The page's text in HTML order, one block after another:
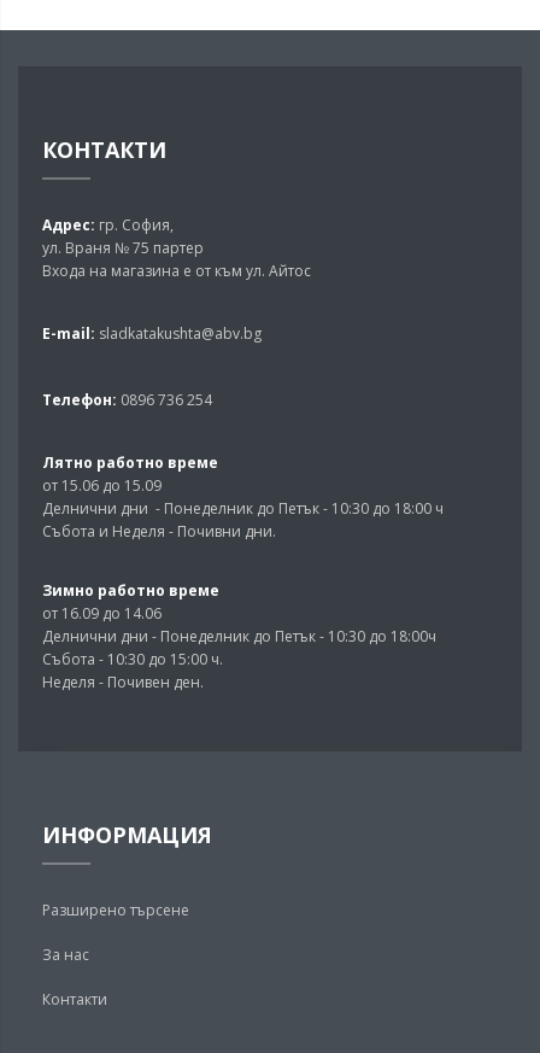
КОНТАКТИ
Адрес: гр. София,
ул. Враня № 75 партер
Входа на магазина е от към ул. Айтос
E-mail: sladkatakushta@abv.bg
Телефон: 0896 736 254
Лятно работно време
от 15.06 до 15.09
Делнични дни - Понеделник до Петък - 10:30 до 18:00 ч
Събота и Неделя - Почивни дни.
Зимно работно време
от 16.09 до 14.06
Делнични дни - Понеделник до Петък - 10:30 до 18:00ч
Събота - 10:30 до 15:00 ч.
Неделя - Почивен ден.
ИНФОРМАЦИЯ
Разширено търсене
За нас
Контакти